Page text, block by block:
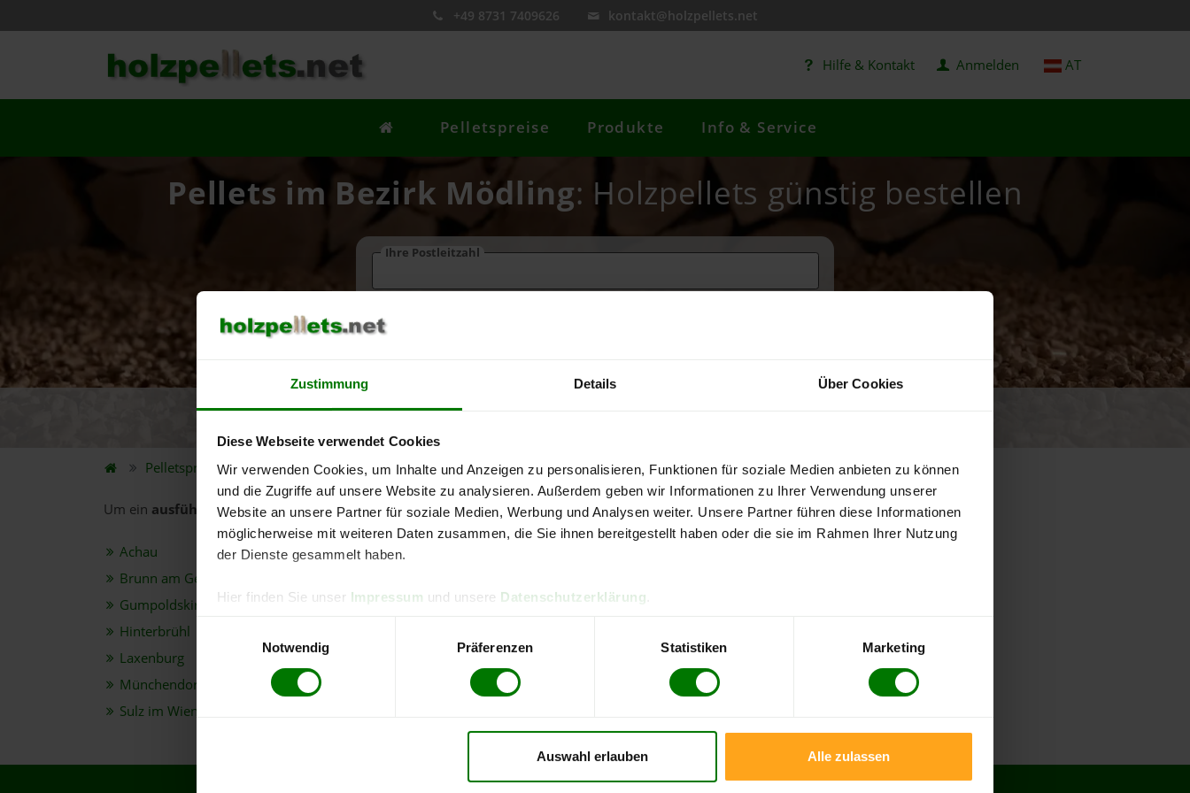
Zustimmung Details Über Cookies
Diese Webseite verwendet Cookies
Wir verwenden Cookies, um Inhalte und Anzeigen zu personalisieren, Funktionen für soziale Medien anbieten zu können
und die Zugriffe auf unsere Website zu analysieren. Außerdem geben wir Informationen zu Ihrer Verwendung unserer
Website an unsere Partner für soziale Medien, Werbung und Analysen weiter. Unsere Partner führen diese Informationen
möglicherweise mit weiteren Daten zusammen, die Sie ihnen bereitgestellt haben oder die sie im Rahmen Ihrer Nutzung
der Dienste gesammelt haben.
Hier finden Sie unser Impressum und unsere Datenschutzerklärung
Notwendig
Präferenzen Statistiken Marketing
Auswahl erlauben Alle zulassen
+49 8731 7409626 kontakt@holzpellets.net
Hilfe & Kontakt Anmelden AT
Pelletspreise Produkte Info & Service
Pellets im Bezirk Mödling: Holzpellets günstig bestellen
Ihre Postleitzahl
4,97 von 5
Pelletspreise BundeslandNiederösterreich Bezirk Mödling
Um ein ausführliches Preisangebot undnähere Pellets-Informationen zu erhalten, wählen Sie bitte Ihren Ortaus dem BezirkMödling
Achau
Brunn am Gebirge
Gumpoldskirchen
Guntramsdorf
Hinterbrühl
Laxenburg
Maria Enzersdorf
Münchendorf
Perchtoldsdorf
Sulz im Wienerwald